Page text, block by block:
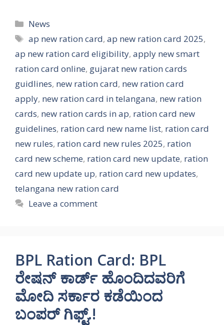
Categories
News
Tags
ap new ration card,ap new ration card 2025,
ap new ration card eligibility, apply new smart
ration card online, gujarat new ration cards
guidlines, new ration card, new ration card
apply, new ration card in telangana, new ration
cards, new ration cards in ap, ration card new
guidelines, ration card new name list, ration card
new rules, ration card new rules 2025, ration
card new scheme, ration card new update, ration
card new update up, ration card new updates,
telangana new ration card
Leave a comment
BPL Ration Card: BPL
ರೇಷನ್ ಕಾರ್ಡ್ ಹೊಂದಿದವರಿಗೆ
ಮೋದಿ ಸರ್ಕಾರ ಕಡೆಯಿಂದ
ಬಂಪರ್ ಗಿಫ್ಟ್.!